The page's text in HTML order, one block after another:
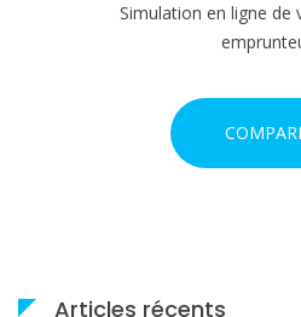
Simulation en ligne de
Articles récents